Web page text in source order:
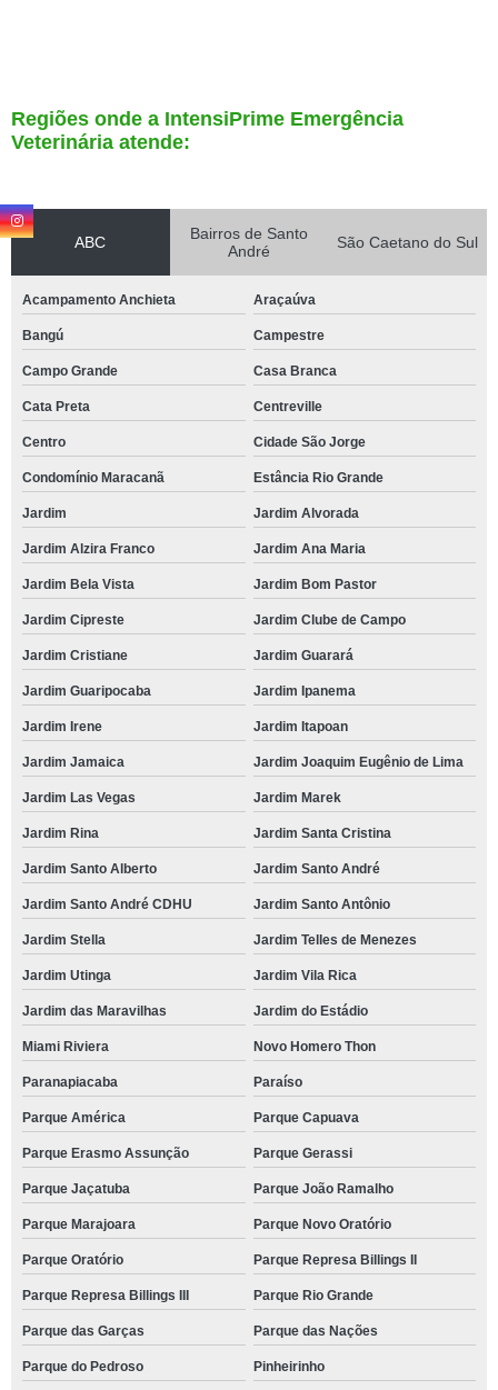
Regiões onde a IntensiPrime Emergência
Veterinária atende:
ABC
Bairros de Santo
André
São Caetano do Sul
Acampamento Anchieta Araçaúva
Bangú Campestre
Campo Grande Casa Branca
Cata Preta Centreville
Centro Cidade São Jorge
Condomínio Maracanã Estância Rio Grande
Jardim Jardim Alvorada
Jardim Alzira Franco Jardim Ana Maria
Jardim Bela Vista Jardim Bom Pastor
Jardim Cipreste Jardim Clube de Campo
Jardim Cristiane Jardim Guarará
Jardim Guaripocaba Jardim Ipanema
Jardim Irene Jardim Itapoan
Jardim Jamaica Jardim Joaquim Eugênio de Lima
Jardim Las Vegas Jardim Marek
Jardim Rina Jardim Santa Cristina
Jardim Santo Alberto Jardim Santo André
Jardim Santo André CDHU Jardim Santo Antônio
Jardim Stella Jardim Telles de Menezes
Jardim Utinga Jardim Vila Rica
Jardim das Maravilhas Jardim do Estádio
Miami Riviera Novo Homero Thon
Paranapiacaba Paraíso
Parque América Parque Capuava
Parque Erasmo Assunção Parque Gerassi
Parque Jaçatuba Parque João Ramalho
Parque Marajoara Parque Novo Oratório
Parque Oratório Parque Represa Billings II
Parque Represa Billings III Parque Rio Grande
Parque das Garças Parque das Nações
Parque do Pedroso Pinheirinho